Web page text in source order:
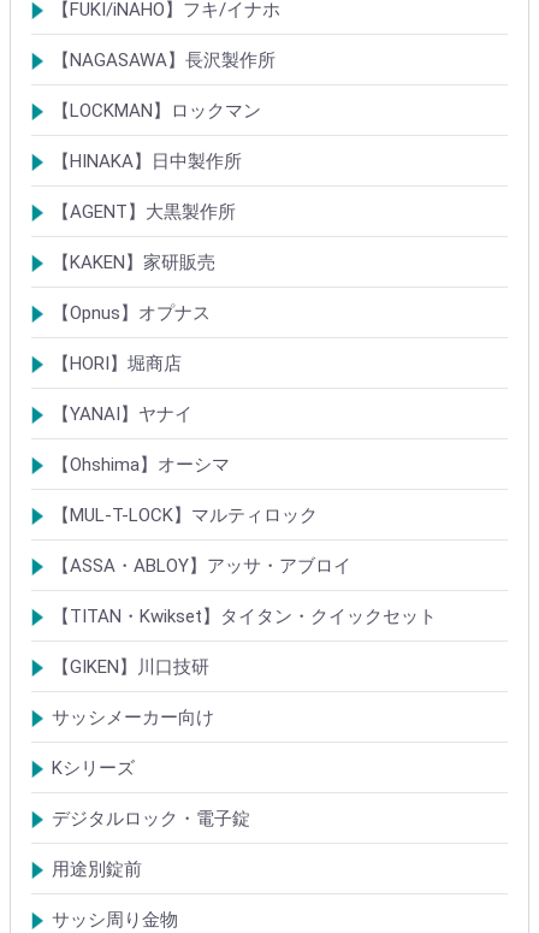
【FUKI/iNAHO】フキ/イナホ
TIERKEYシリンダー
ロック製品
【NAGASAWA】長沢製作所
シリンダー
古代・古代ネオ装飾錠
KEYLEX/キーレックス
レバーハンドルシリーズ
【LOCKMAN】ロックマン
メガクロスSPシリンダー
デジタルロック
【HINAKA】日中製作所
SEPA/HDSシリンダー
SEPA・AGE・GIAロック製品
【AGENT】大黒製作所
LSシリンダー
錠・ロック製品
【KAKEN】家研販売
ベルウェーブキー
ロック製品
【Opnus】オプナス
シリンダー
ロック製品
【HORI】堀商店
シリンダー
錠・ロック製品
【YANAI】ヤナイ
Rシリーズシリンダー
ロック製品
【Ohshima】オーシマ
シリンダー
錠・ロック製品
【MUL-T-LOCK】マルティロック
シリンダー
南京錠
【ASSA・ABLOY】アッサ・アブロイ
シリンダー
ロック製品
【TITAN・Kwikset】タイタン・クイックセット
シリンダー
錠
【GIKEN】川口技研
鍵ケース/ラッチング
室内錠シリーズ
サッシメーカー向け
TOSTEMトステム(LIXILリクシル)
新日軽
三協(立山)アルミ
YKK
ミサワホーム
セキスイ
YAMAHA
ダイワハウス
松下電工・ナショナル住宅
不二サッシ
その他
Kシリーズ
【KH】アルミサッシ用引戸錠
【M】ミワ特殊錠
【G】ゴール特殊錠
【S】ショウワ特殊錠
【R】各社特殊錠
【MCY】ミワ取替用シリンダー
【GCY】ゴール取替用シリンダー
【SCY】ショウワ取替用シリンダー
【WCY】ウェスト取替用シリンダー
【ACY】アルファ取替用シリンダー
【KCY】コダイ取替用シリンダー
【KC】クレセントシリーズ
その他Kシリーズ
デジタルロック・電子錠
扉加工あり
扉加工なし(軽微な加工)
ICキー・タグ・カード
用途別錠前
アルミサッシ玄関引戸・引違戸錠
サムラッチ錠
浴室錠
補助錠
エンジンドア錠・ガラス扉錠
ケースハンドル錠
インダストリアルロック・カムロック
サッシ周り金物